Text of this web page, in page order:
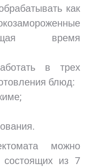
как
время
в трех
блюд:
можно
состоящих из 7